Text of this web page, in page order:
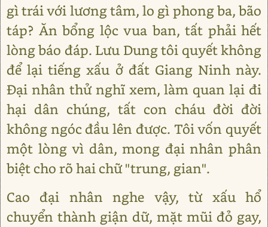
gì trái với lương tâm, lo gì phong ba, bão
táp? Ăn bổng lộc vua ban, tất phải hết
lòng báo đáp. Lưu Dung tôi quyết không
để lại tiếng xấu ở đất Giang Ninh này.
Đại nhân thử nghĩ xem, làm quan lại đi
hại dân chúng, tất con cháu đời đời
không ngóc đầu lên được. Tôi vốn quyết
một lòng vì dân, mong đại nhân phân
biệt cho rõ hai chữ "trung, gian".
Cao đại nhân nghe vậy, từ xấu hổ
chuyển thành giận dữ, mặt mũi đỏ gay,